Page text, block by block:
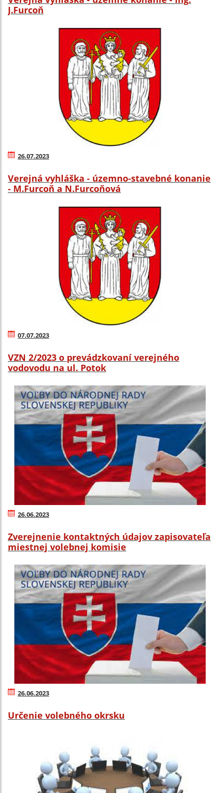
J.Furcoň
26.07.2023
Verejná vyhláška - územno-stavebné konanie
- M.Furcoň a N.Furcoňová
07.07.2023
VZN 2/2023 o prevádzkovaní verejného
vodovodu na ul. Potok
26.06.2023
Zverejnenie kontaktných údajov zapisovateľa
miestnej volebnej komisie
26.06.2023
Určenie volebného okrsku